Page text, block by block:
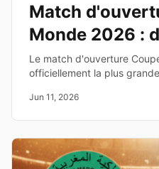
Match
Monde 2026 :
diffusion TV
Le match d'ouverture
officiellement la plus
chaînes de diffusion.
Jun 11, 2026